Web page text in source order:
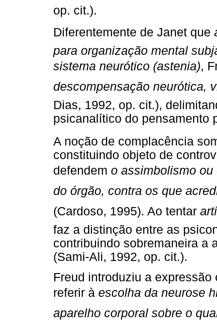
op. cit.).
Diferentemente de Janet que
para organização mental
sistema neurótico (astenia),
descompensação neurótica,
Dias, 1992, op. cit.),
psicanalítico do pensamento
A noção de complacência
constituindo objeto de
defendem o assimbolismo
do órgão, contra os que
(Cardoso, 1995). Ao tentar
faz a distinção entre as
contribuindo sobremaneira a
(Sami-Ali, 1992, op. cit.).
Freud introduziu a
referir à escolha da neurose
aparelho corporal sobre o